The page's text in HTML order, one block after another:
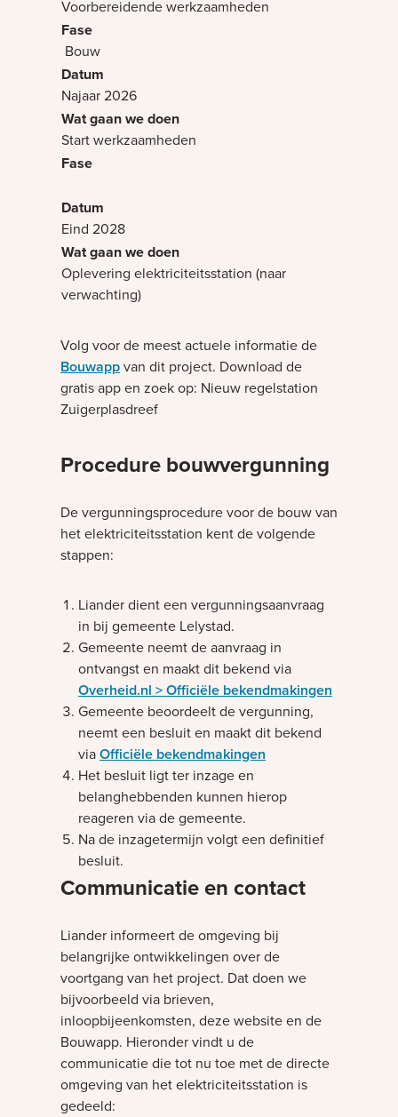
Voorbereidende werkzaamheden
Bouw
Najaar 2026
Start werkzaamheden
Eind 2028
Oplevering elektriciteitsstation (naar
verwachting)
Volg voor de meest actuele informatie de
Bouwappvan dit project. Download de
gratis app en zoek op: Nieuw regelstation
Zuigerplasdreef
Procedure bouwvergunning
De vergunningsprocedure voor de bouw van
het elektriciteitsstation kent de volgende
stappen:
Liander dient een vergunningsaanvraag
in bij gemeente Lelystad.
Gemeente neemt de aanvraag in
ontvangst en maakt dit bekend via
Overheid.nl > Officiële bekendmakingen
Gemeente beoordeelt de vergunning,
neemt een besluit en maakt dit bekend
viaOfficiële bekendmakingen
Het besluit ligt ter inzage en
belanghebbenden kunnen hierop
reageren via de gemeente.
Na de inzagetermijn volgt een definitief
besluit.
Communicatie en contact
Liander informeert de omgeving bij
belangrijke ontwikkelingen over de
voortgang van het project. Dat doen we
bijvoorbeeld via brieven,
inloopbijeenkomsten, deze website en de
Bouwapp. Hieronder vindt u de
communicatie die tot nu toe met de directe
omgeving van het elektriciteitsstation is
gedeeld: